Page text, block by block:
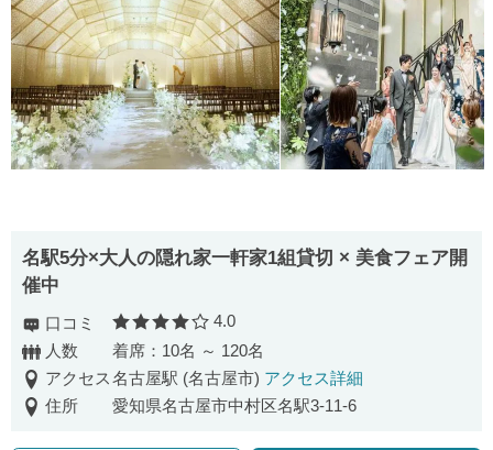
名駅5分×大人の隠れ家一軒家1組貸切 × 美食フェア開
催中
口コミ 口コミ評価
4.0
人数
着席：10名 ～ 120名
アクセス名古屋駅 (名古屋市) アクセス詳細
住所
愛知県名古屋市中村区名駅3-11-6